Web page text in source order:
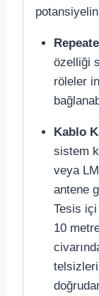
özelliği
röleler
Kablo
sistem
veya
antene
Tesis
10